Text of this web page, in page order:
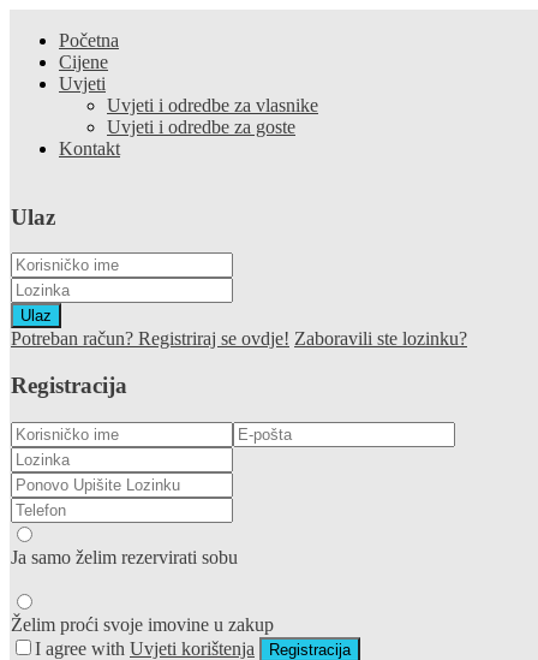
Početna
Cijene
Uvjeti
Uvjeti i odredbe za vlasnike
Uvjeti i odredbe za goste
Kontakt
Ulaz
Ulaz
Potreban račun? Registriraj se ovdje! Zaboravili ste lozinku?
Registracija
Ja samo želim rezervirati sobu
Želim proći svoje imovine u zakup
I agree with Uvjeti korištenja Registracija